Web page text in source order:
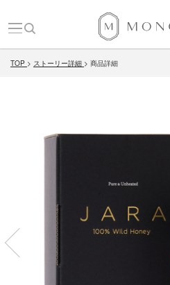
TOP ストーリー詳細 商品詳細